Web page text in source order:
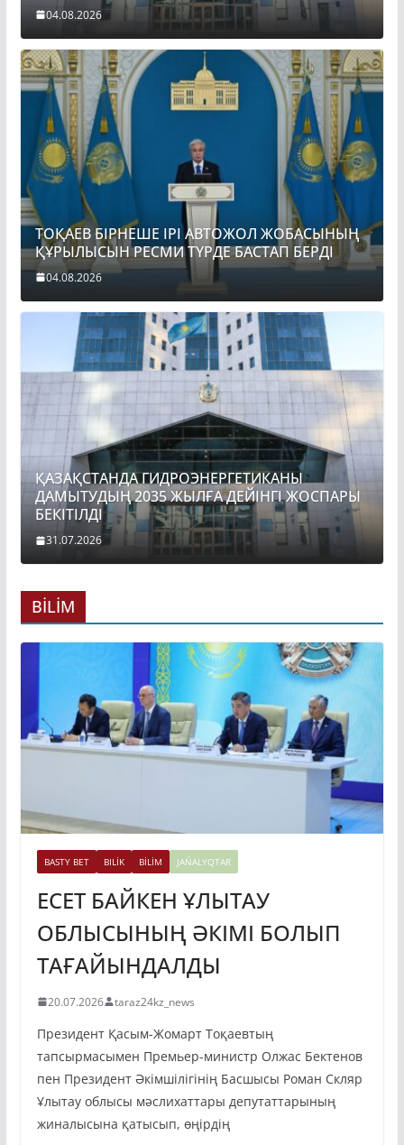
04.08.2026
ТОҚАЕВ БІРНЕШЕ ІРІ АВТОЖОЛ ЖОБАСЫНЫҢ
ҚҰРЫЛЫСЫН РЕСМИ ТҮРДЕ БАСТАП БЕРДІ
04.08.2026
ҚАЗАҚСТАНДА ГИДРОЭНЕРГЕТИКАНЫ
ДАМЫТУДЫҢ 2035 ЖЫЛҒА ДЕЙІНГІ ЖОСПАРЫ
БЕКІТІЛДІ
31.07.2026
BİLİM
BASTY BET BILİK BİLİM JAŃALYQTAR
ЕСЕТ БАЙКЕН ҰЛЫТАУ
ОБЛЫСЫНЫҢ ӘКІМІ БОЛЫП
ТАҒАЙЫНДАЛДЫ
20.07.2026 taraz24kz_news
Президент Қасым-Жомарт Тоқаевтың
тапсырмасымен Премьер-министр Олжас Бектенов
пен Президент Әкімшілігінің Басшысы Роман Скляр
Ұлытау облысы мәслихаттары депутаттарының
жиналысына қатысып, өңірдің